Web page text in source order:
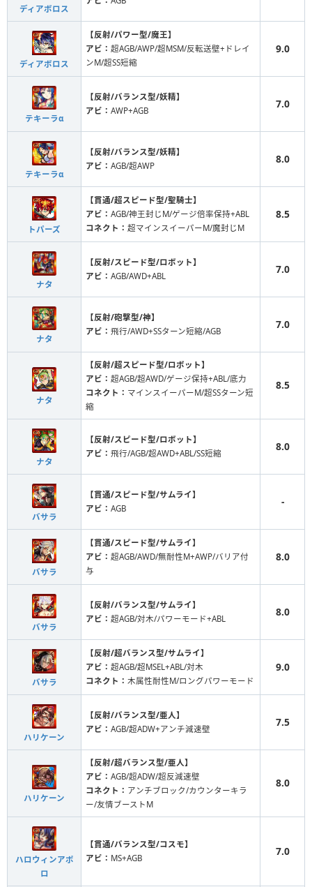
ディアボロス
ディアボロス
【反射/パワー型/魔王】
アビ： 超AGB/AWP/超MSM/反転送壁+ドレイ
ンM/超SS短縮
9.0
テキーラα
【反射/バランス型/妖精】
アビ： AWP+AGB
7.0
テキーラα
【反射/バランス型/妖精】
アビ： AGB/超AWP
8.0
トパーズ
【貫通/超スピード型/聖騎士】
アビ： AGB/神王封じM/ゲージ倍率保持+ABL
コネクト： 超マインスイーパーM/魔封じM
8.5
ナタ
【反射/スピード型/ロボット】
アビ： AGB/AWD+ABL
7.0
ナタ
【反射/砲撃型/神】
アビ： 飛行/AWD+SSターン短縮/AGB
7.0
ナタ
【反射/超スピード型/ロボット】
アビ： 超AGB/超AWD/ゲージ保持+ABL/底力
コネクト： マインスイーパーM/超SSターン短
縮
8.5
ナタ
【反射/スピード型/ロボット】
アビ： 飛行/AGB/超AWD+ABL/SS短縮
8.0
バサラ
【貫通/スピード型/サムライ】
アビ： AGB
-
バサラ
【貫通/スピード型/サムライ】
アビ： 超AGB/AWD/無耐性M+AWP/バリア付
与
8.0
バサラ
【反射/バランス型/サムライ】
アビ： 超AGB/対木/パワーモード+ABL
8.0
バサラ
【反射/超バランス型/サムライ】
アビ： 超AGB/超MSEL+ABL/対木
コネクト： 木属性耐性M/ロングパワーモード
9.0
ハリケーン
【反射/バランス型/亜人】
アビ： AGB/超ADW+アンチ減速壁
7.5
ハリケーン
【反射/超バランス型/亜人】
アビ： AGB/超ADW/超反減速壁
コネクト： アンチブロック/カウンターキラ
ー/友情ブーストM
8.0
ハロウィンアポ
ロ
【貫通/バランス型/コスモ】
アビ： MS+AGB
7.0